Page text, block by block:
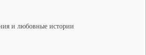
и любовные истории